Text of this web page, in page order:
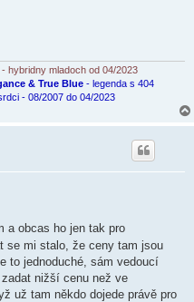
hybridny mladoch od 04/2023
& True Blue - legenda s 404
- 08/2007 do 04/2023
a obcas ho jen tak pro
se mi stalo, že ceny tam jsou
to jednoduché, sám vedoucí
nižší cenu než ve
už tam někdo dojede právě pro